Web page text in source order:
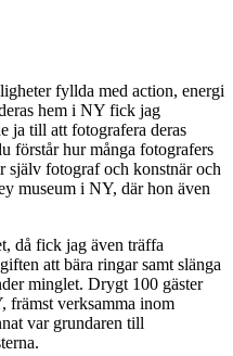
fyllda med action, energi
hem i NY fick jag
ja till att fotografera deras
förstår hur många fotografers
själv fotograf och konstnär och
museum i NY, där hon även
då fick jag även träffa
att bära ringar samt slänga
minglet. Drygt 100 gäster
främst verksamma inom
var grundaren till